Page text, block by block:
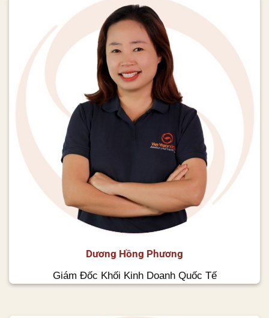
Dương Hồng Phương
Giám Đốc Khối Kinh Doanh Quốc Tế